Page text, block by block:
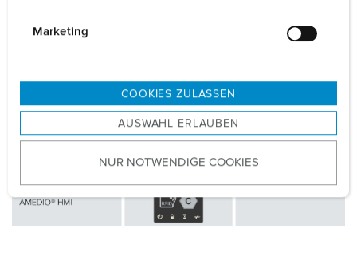
s
u
w
a
Marketing
COOKIES ZULASSEN
AUSWAHL ERLAUBEN
NUR NOTWENDIGE COOKIES